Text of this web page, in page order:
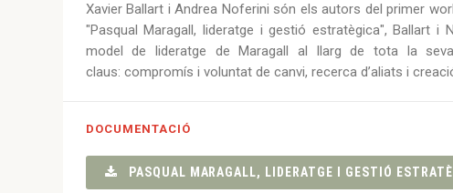
Xavier Ballart i Andrea Noferini són els autors del primer
"Pasqual Maragall, lideratge i gestió estratègica", Ballart
model de lideratge de Maragall al llarg de tota la
claus: compromís i voluntat de canvi, recerca d’aliats i
DOCUMENTACIÓ
PASQUAL MARAGALL, LIDERATGE I GESTIÓ